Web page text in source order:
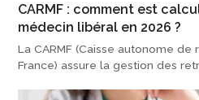
CARMF : comment est
médecin libéral en 2026 ?
La CARMF (Caisse autonome
France) assure la gestion des